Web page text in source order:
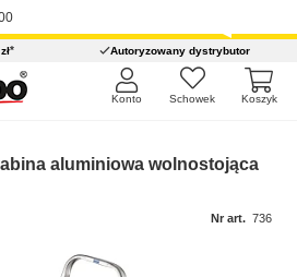
* Autoryzowany dystrybutor
Koszyk
Schowek
Konto
aluminiowa wolnostojąca
Nr art. 736